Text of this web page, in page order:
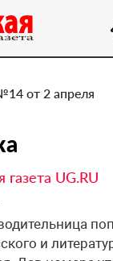
от 2 апреля
газета UG.RU
и